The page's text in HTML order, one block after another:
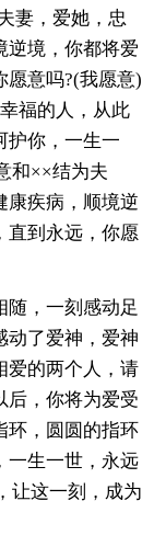
妻，爱她，忠
逆境，你都将爱
愿意吗?(我愿意)
福的人，从此
护你，一生一
和××结为夫
康疾病，顺境逆
直到永远，你愿
随，一刻感动足
动了爱神，爱神
爱的两个人，请
后，你将为爱受
环，圆圆的指环
一生一世，永远
让这一刻，成为